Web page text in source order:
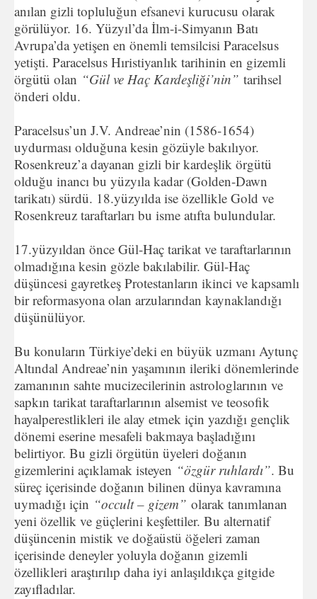
anılan gizli topluluğun efsanevi kurucusu olarak
görülüyor. 16. Yüzyıl’da İlm-i-Simyanın Batı
Avrupa’da yetişen en önemli temsilcisi Paracelsus
yetişti. Paracelsus Hıristiyanlık tarihinin en gizemli
örgütü olan “Gül ve Haç Kardeşliği’nin” tarihsel
önderi oldu.
Paracelsus’un J.V. Andreae’nin (1586-1654)
uydurması olduğuna kesin gözüyle bakılıyor.
Rosenkreuz’a dayanan gizli bir kardeşlik örgütü
olduğu inancı bu yüzyıla kadar (Golden-Dawn
tarikatı) sürdü. 18.yüzyılda ise özellikle Gold ve
Rosenkreuz taraftarları bu isme atıfta bulundular.
17.yüzyıldan önce Gül-Haç tarikat ve taraftarlarının
olmadığına kesin gözle bakılabilir. Gül-Haç
düşüncesi gayretkeş Protestanların ikinci ve kapsamlı
bir reformasyona olan arzularından kaynaklandığı
düşünülüyor.
Bu konuların Türkiye’deki en büyük uzmanı Aytunç
Altındal Andreae’nin yaşamının ileriki dönemlerinde
zamanının sahte mucizecilerinin astrologlarının ve
sapkın tarikat taraftarlarının alsemist ve teosofik
hayalperestlikleri ile alay etmek için yazdığı gençlik
dönemi eserine mesafeli bakmaya başladığını
belirtiyor. Bu gizli örgütün üyeleri doğanın
gizemlerini açıklamak isteyen “özgür ruhlardı”. Bu
süreç içerisinde doğanın bilinen dünya kavramına
uymadığı için “occult – gizem” olarak tanımlanan
yeni özellik ve güçlerini keşfettiler. Bu alternatif
düşüncenin mistik ve doğaüstü öğeleri zaman
içerisinde deneyler yoluyla doğanın gizemli
özellikleri araştırılıp daha iyi anlaşıldıkça gitgide
zayıfladılar.